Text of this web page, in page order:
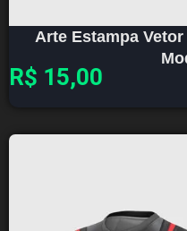
Arte Estampa
R$ 15,00